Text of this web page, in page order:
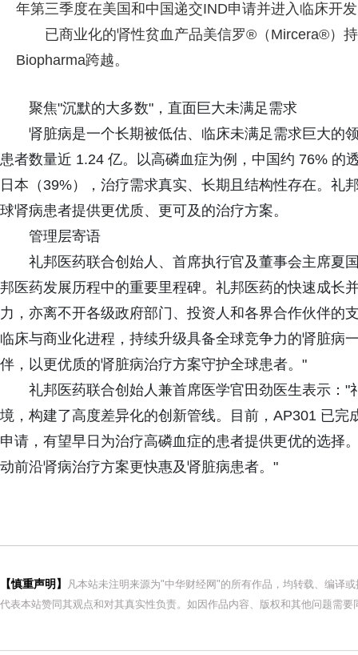
年第三季度在美国和中国递交IND申请并进入临床开
已商业化的肾性贫血产品美信罗®（Mircera®）
Biopharma跨越。
聚焦"沉默的大多数"，直面巨大未满足需求
肾脏病是一个长期被低估、临床未满足需求巨大的
患者数量近 1.24 亿。以高磷血症为例，中国约 76% 的
日本（39%），治疗需求真实、长期且结构性存在。礼
球肾病患者提供更优质、更可及的治疗方案。
管理层寄语
礼邦医药联合创始人、首席执行官及董事会主席夏
邦医药发展历程中的重要里程碑。礼邦医药的快速成长
力，亦离不开各级政府部门、投资人和各界合作伙伴的
临床与商业化进程，持续升级具备全球竞争力的肾脏病
伴，以更优质的肾脏病治疗方案守护全球患者。"
礼邦医药联合创始人兼首席医学官田劲医生表示：
境，构建了高度差异化的创新管线。目前，AP301 已
申请，有望早日为治疗高磷血症的患者提供更优的选择
动前沿肾病治疗方案更快惠及肾脏病患者。"
【慎重声明】
凡本站未注明来源为"中华财经网"的所有作品，均转载、编译
代表本站赞同其观点和对其真实性负责。如因作品内容、版权和其他问题需